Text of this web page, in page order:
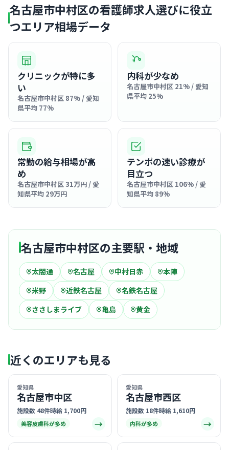
名古屋市中村区の看護師求人選びに役立
つエリア相場データ
クリニックが特に多
い
名古屋市中村区 87% / 愛知
県平均 77%
内科が少なめ
名古屋市中村区 21% / 愛知
県平均 25%
常勤の給与相場が高
め
名古屋市中村区 31万円 / 愛
知県平均 29万円
テンポの速い診療が
目立つ
名古屋市中村区 106% / 愛
知県平均 89%
名古屋市中村区の主要駅・地域
太閤通 名古屋 中村日赤
本陣
米野
近鉄名古屋
名鉄名古屋
ささしまライブ
亀島 黄金
近くのエリアも見る
愛知県
名古屋市中区
施設数 48件時給 1,700円
美容皮膚科が多め →
愛知県
名古屋市西区
施設数 18件時給 1,610円
内科が多め →